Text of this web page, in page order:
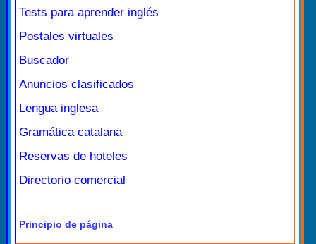
Tests para aprender inglés
Postales virtuales
Buscador
Anuncios clasificados
Lengua inglesa
Gramática catalana
Reservas de hoteles
Directorio comercial
Principio de página